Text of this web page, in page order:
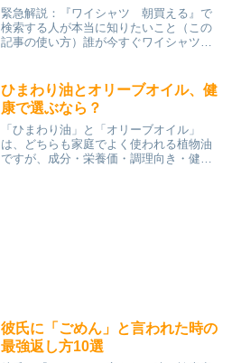
緊急解説：『ワイシャツ 朝買える』で
検索する人が本当に知りたいこと（この
記事の使い方）誰が今すぐワイシャツを
いうキーワードで検索する人は、ほぼ例
外なく時間的余裕があり...
ひまわり油とオリーブオイル、健
康で選ぶなら？
「ひまわり油」と「オリーブオイル」
は、どちらも家庭でよく使われる植物油
ですが、成分・栄養価・調理向き・健康
彼氏に「ごめん」と言われた時の
最強返し方10選